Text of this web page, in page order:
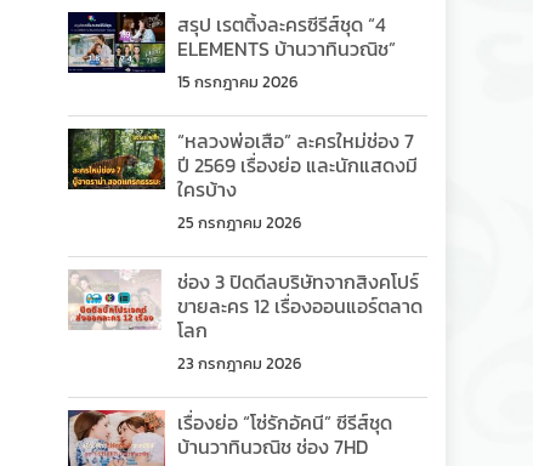
สรุป เรตติ้งละครซีรีส์ชุด “4
ELEMENTS บ้านวาทินวณิช”
15 กรกฎาคม 2026
“หลวงพ่อเสือ” ละครใหม่ช่อง 7
ปี 2569 เรื่องย่อ และนักแสดงมี
ใครบ้าง
25 กรกฎาคม 2026
ช่อง 3 ปิดดีลบริษัทจากสิงคโปร์
ขายละคร 12 เรื่องออนแอร์ตลาด
โลก
23 กรกฎาคม 2026
เรื่องย่อ “โซ่รักอัคนี” ซีรีส์ชุด
บ้านวาทินวณิช ช่อง 7HD